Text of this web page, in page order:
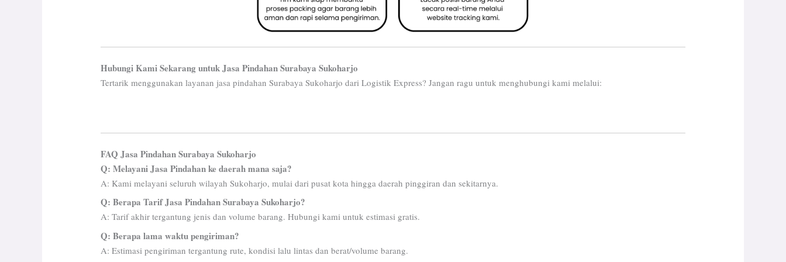
Hubungi Kami Sekarang untuk Jasa Pindahan Surabaya Sukoharjo
Tertarik menggunakan layanan jasa pindahan Surabaya Sukoharjo dari Logistik Express? Jangan ragu untuk menghubungi kami melalui:
FAQ Jasa Pindahan Surabaya Sukoharjo
Q: Melayani Jasa Pindahan ke daerah mana saja?
A: Kami melayani seluruh wilayah Sukoharjo, mulai dari pusat kota hingga daerah pinggiran dan sekitarnya.
Q: Berapa Tarif Jasa Pindahan Surabaya Sukoharjo?
A: Tarif akhir tergantung jenis dan volume barang. Hubungi kami untuk estimasi gratis.
Q: Berapa lama waktu pengiriman?
A: Estimasi pengiriman tergantung rute, kondisi lalu lintas dan berat/volume barang.